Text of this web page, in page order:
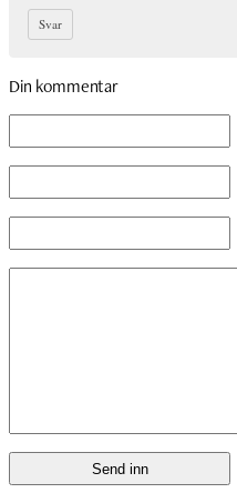
Svar
Din kommentar